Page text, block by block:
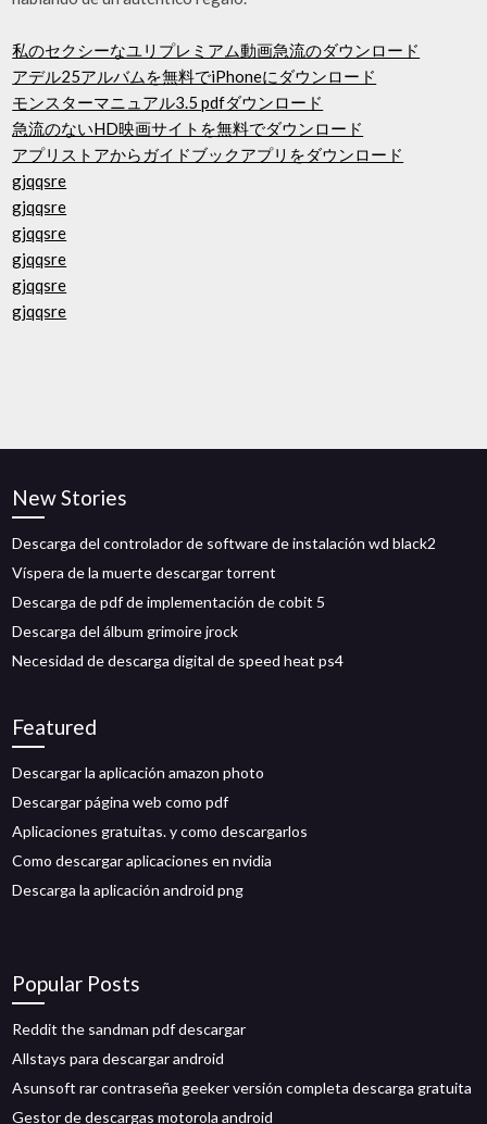
私のセクシーなユリプレミアム動画急流のダウンロード
アデル25アルバムを無料でiPhoneにダウンロード
モンスターマニュアル3.5 pdfダウンロード
急流のないHD映画サイトを無料でダウンロード
アプリストアからガイドブックアプリをダウンロード
gjqqsre
gjqqsre
gjqqsre
gjqqsre
gjqqsre
gjqqsre
New Stories
Descarga del controlador de software de instalación wd black2
Víspera de la muerte descargar torrent
Descarga de pdf de implementación de cobit 5
Descarga del álbum grimoire jrock
Necesidad de descarga digital de speed heat ps4
Featured
Descargar la aplicación amazon photo
Descargar página web como pdf
Aplicaciones gratuitas. y como descargarlos
Como descargar aplicaciones en nvidia
Descarga la aplicación android png
Popular Posts
Reddit the sandman pdf descargar
Allstays para descargar android
Asunsoft rar contraseña geeker versión completa descarga gratuita
Gestor de descargas motorola android